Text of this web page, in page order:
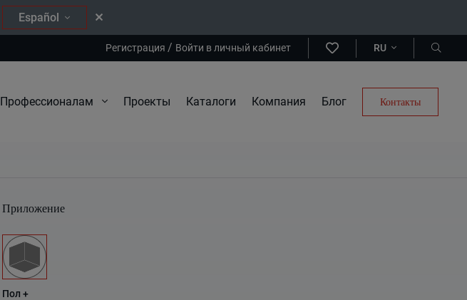
Español
Регистрация / Войти в личный кабинет RU
Профессионалам Проекты Каталоги Компания Блог Контакты
Приложение
Пол +